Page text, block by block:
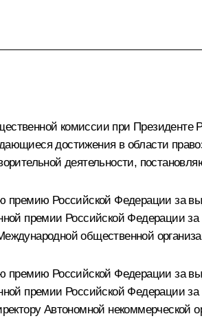
комиссии при Президенте
достижения в области
деятельности,
премию Российской Федерации за
премии Российской Федерации
общественной
премию Российской Федерации за
премии Российской Федерации
Автономной некоммерческой